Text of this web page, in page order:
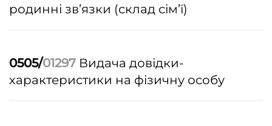
родинні зв’язки (склад сім’ї)
0505/01297 Видача довідки-
характеристики на фізичну особу